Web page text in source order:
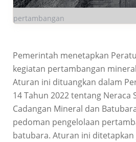
pertambangan
Pemerintah menetapkan
kegiatan pertambangan
Aturan ini dituangkan dalam
14 Tahun 2022 tentang Neraca
Cadangan Mineral dan
pedoman pengelolaan
batubara. Aturan ini ditetapkan